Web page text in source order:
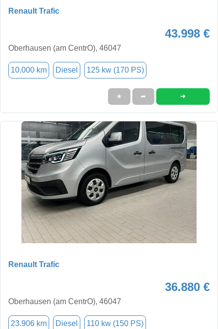
Renault Trafic
43.998 €
Oberhausen (am CentrO), 46047
10.000 km Diesel 125 kw (170 PS)
★ ➦ ➜
Renault Trafic
36.880 €
Oberhausen (am CentrO), 46047
23.906 km Diesel 110 kw (150 PS)